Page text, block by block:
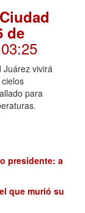
de
Juárez vivirá
para
presidente: a
que murió su